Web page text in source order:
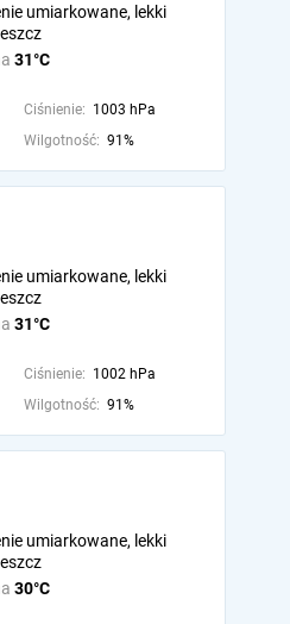
31°C
umiarkowane, lekki
Ciśnienie: 1003 hPa
Wilgotność: 91%
31°C
umiarkowane, lekki
Ciśnienie: 1002 hPa
Wilgotność: 91%
30°C
umiarkowane, lekki